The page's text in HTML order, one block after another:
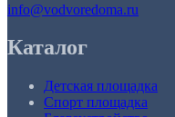
info@vodvoredoma.ru
Каталог
Детская площадка
Спорт площадка